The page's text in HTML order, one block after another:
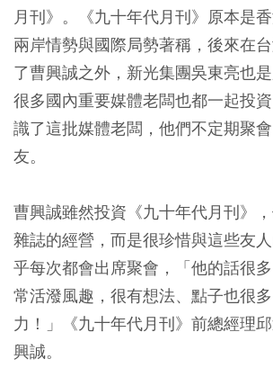
月刊》。《九十年代月刊》原本是
兩岸情勢與國際局勢著稱，後來在
了曹興誠之外，新光集團吳東亮也
很多國內重要媒體老闆也都一起投
識了這批媒體老闆，他們不定期聚
友。
曹興誠雖然投資《九十年代月刊》
雜誌的經營，而是很珍惜與這些友
乎每次都會出席聚會，「他的話很
常活潑風趣，很有想法、點子也很
力！」《九十年代月刊》前總經理
興誠。